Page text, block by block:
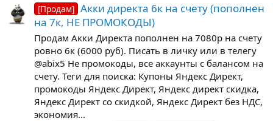
[Продам] Акки директа 6к на счету (пополнен
на 7к, НЕ ПРОМОКОДЫ)
Продам Акки Директа пополнен на 7080р на счету
ровно 6к (6000 руб). Писать в личку или в телегу
@abix5 Не промокоды, все аккаунты с балансом на
счету. Теги для поиска: Купоны Яндекс Директ,
промокоды Яндекс Директ, Яндекс директ скидка,
Яндекс Директ со скидкой, Яндекс Директ без НДС,
экономия...